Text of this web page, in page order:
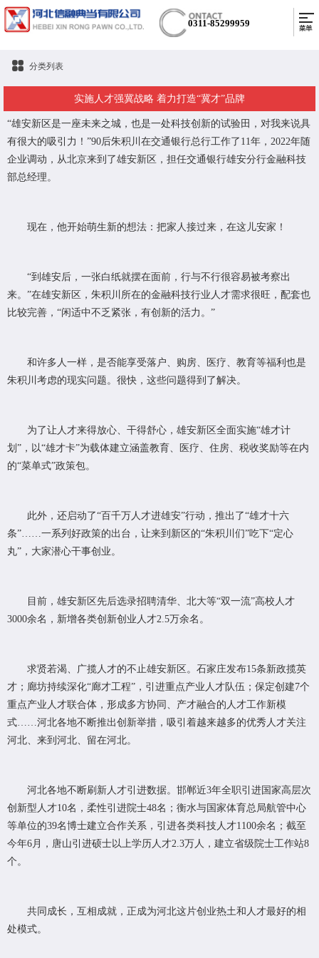
0311-85299959
分类列表
实施人才强冀战略 着力打造“冀才”品牌
“雄安新区是一座未来之城，也是一处科技创新的试验田，对我来说具
有很大的吸引力！”90后朱积川在交通银行总行工作了11年，2022年随
企业调动，从北京来到了雄安新区，担任交通银行雄安分行金融科技
部总经理。
现在，他开始萌生新的想法：把家人接过来，在这儿安家！
“到雄安后，一张白纸就摆在面前，行与不行很容易被考察出
来。”在雄安新区，朱积川所在的金融科技行业人才需求很旺，配套也
比较完善，“闲适中不乏紧张，有创新的活力。”
和许多人一样，是否能享受落户、购房、医疗、教育等福利也是
朱积川考虑的现实问题。很快，这些问题得到了解决。
为了让人才来得放心、干得舒心，雄安新区全面实施“雄才计
划”，以“雄才卡”为载体建立涵盖教育、医疗、住房、税收奖励等在内
的“菜单式”政策包。
此外，还启动了“百千万人才进雄安”行动，推出了“雄才十六
条”……一系列好政策的出台，让来到新区的“朱积川们”吃下“定心
丸”，大家潜心干事创业。
目前，雄安新区先后选录招聘清华、北大等“双一流”高校人才
3000余名，新增各类创新创业人才2.5万余名。
求贤若渴、广揽人才的不止雄安新区。石家庄发布15条新政揽英
才；廊坊持续深化“廊才工程”，引进重点产业人才队伍；保定创建7个
重点产业人才联合体，形成多方协同、产才融合的人才工作新模
式……河北各地不断推出创新举措，吸引着越来越多的优秀人才关注
河北、来到河北、留在河北。
河北各地不断刷新人才引进数据。邯郸近3年全职引进国家高层次
创新型人才10名，柔性引进院士48名；衡水与国家体育总局航管中心
等单位的39名博士建立合作关系，引进各类科技人才1100余名；截至
今年6月，唐山引进硕士以上学历人才2.3万人，建立省级院士工作站8
个。
共同成长，互相成就，正成为河北这片创业热土和人才最好的相
处模式。